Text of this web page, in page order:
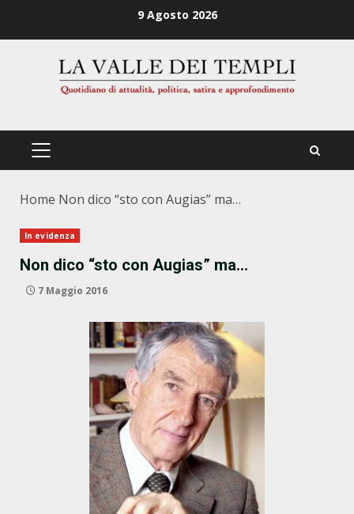
9 Agosto 2026
PRIMÄRES
Home Non dico “sto con Augias” ma…
In evidenza
Non dico “sto con Augias” ma…
7 Maggio 2016